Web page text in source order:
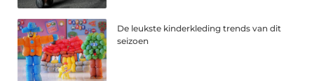
De leukste kinderkleding trends van dit
seizoen